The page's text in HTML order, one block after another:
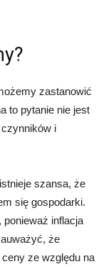
zastanowić
to pytanie nie jest
i
szansa, że
się gospodarki.
inflacja
że
ze względu na